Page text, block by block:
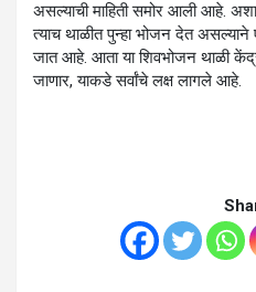
असल्याची माहिती समोर आली आहे.
त्याच थाळीत पुन्हा भोजन देत
जात आहे. आता या शिवभोजन थाळी
जाणार, याकडे सर्वांचे लक्ष लागले आहे.